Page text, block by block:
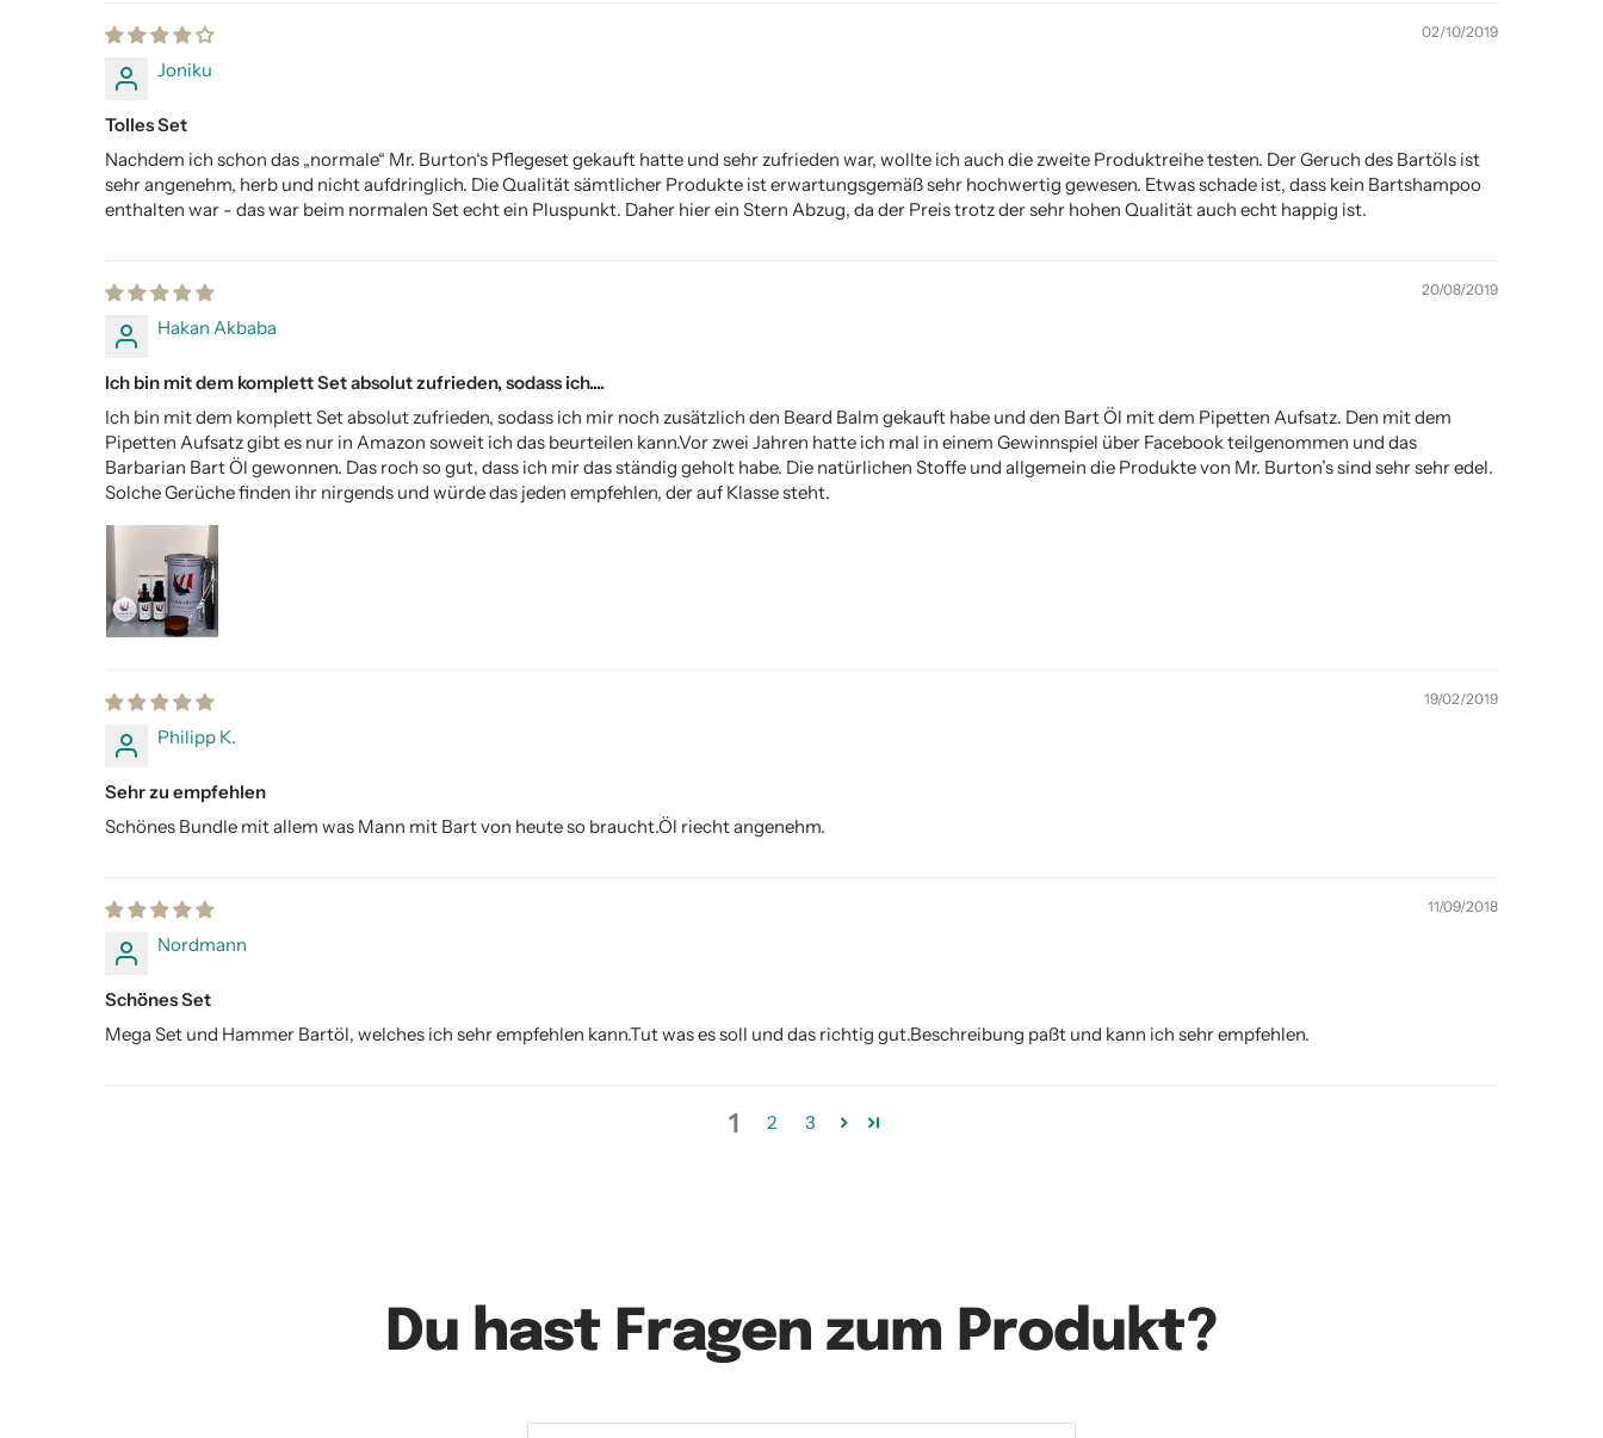
02/10/2019
Joniku
Tolles Set
Nachdem ich schon das „normale“ Mr. Burton‘s Pflegeset gekauft hatte und sehr zufrieden war, wollte ich auch die zweite Produktreihe testen. Der Geruch des Bartöls ist
sehr angenehm, herb und nicht aufdringlich. Die Qualität sämtlicher Produkte ist erwartungsgemäß sehr hochwertig gewesen. Etwas schade ist, dass kein Bartshampoo
enthalten war - das war beim normalen Set echt ein Pluspunkt. Daher hier ein Stern Abzug, da der Preis trotz der sehr hohen Qualität auch echt happig ist.
20/08/2019
Hakan Akbaba
Ich bin mit dem komplett Set absolut zufrieden, sodass ich....
Ich bin mit dem komplett Set absolut zufrieden, sodass ich mir noch zusätzlich den Beard Balm gekauft habe und den Bart Öl mit dem Pipetten Aufsatz. Den mit dem
Pipetten Aufsatz gibt es nur in Amazon soweit ich das beurteilen kann.Vor zwei Jahren hatte ich mal in einem Gewinnspiel über Facebook teilgenommen und das
Barbarian Bart Öl gewonnen. Das roch so gut, dass ich mir das ständig geholt habe. Die natürlichen Stoffe und allgemein die Produkte von Mr. Burton’s sind sehr sehr edel.
Solche Gerüche finden ihr nirgends und würde das jeden empfehlen, der auf Klasse steht.
19/02/2019
Philipp K.
Sehr zu empfehlen
Schönes Bundle mit allem was Mann mit Bart von heute so braucht.Öl riecht angenehm.
11/09/2018
Nordmann
Schönes Set
Mega Set und Hammer Bartöl, welches ich sehr empfehlen kann.Tut was es soll und das richtig gut.Beschreibung paßt und kann ich sehr empfehlen.
1 2 3
Du hast Fragen zum Produkt?